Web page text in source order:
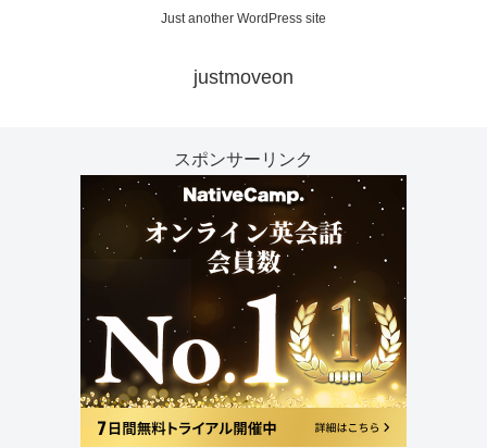
Just another WordPress site
justmoveon
スポンサーリンク